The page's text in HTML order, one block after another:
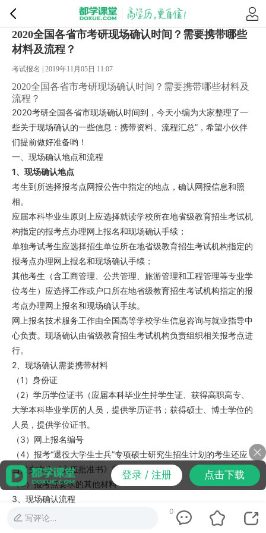
登录 / 注册 点击下载
2020全国各省市考研现场确认时间？需要携带哪些
材料及流程？
考试报名 | 2019年11月05日 11:07
2020全国各省市考研现场确认时间？需要携带哪些材料及
流程？
2020考研全国各省市现场确认时间到，今天小编为大家整理了一
些关于现场确认的一些信息：携带资料、流程汇总”，希望小伙伴
们提前做好准备哟！
一、现场确认地点和流程
1、现场确认地点
考生到所选择报考点网报公告中指定的地点，确认网报信息和照
相。
应届本科毕业生原则上应选择就读学校所在地省级教育招生考试机
构指定的报考点办理网上报名和现场确认手续；
单独考试考生应选择招生单位所在地省级教育招生考试机构指定的
报考点办理网上报名和现场确认手续；
其他考生（含工商管理、公共管理、旅游管理和工程管理等专业学
位考生）应选择工作或户口所在地省级教育招生考试机构指定的报
考点办理网上报名和现场确认手续。
网上报名技术服务工作由全国高等学校学生信息咨询与就业指导中
心负责。现场确认由省级教育招生考试机构负责组织相关报考点进
行。
2、现场确认需要携带材料
（1）身份证
（2）学历学位证书（应届本科毕业生持学生证、获得高职高专、
大学本科毕业学历的人员，提供学历证书；获得硕士、博士学位的
人员，提供学位证书。
（3）网上报名编号
（4）报考“退役大学生士兵”专项硕士研究生招生计划的考生还应
当提交本人《入伍批准书》和《退出现役证》
（5）报考点要求的其他材料
3、现场确认流程
现场确认：
（1）考生将报考点规定携带的材料，交由报考点工作人员核对。
写评论…
0